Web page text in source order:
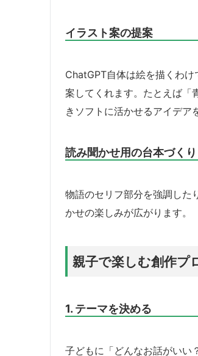
イラスト案の提案
ChatGPT自体は絵を描くわ
案してくれます。たとえば「
きソフトに活かせるアイデア
読み聞かせ用の台本づくり
物語のセリフ部分を強調した
かせの楽しみが広がります。
親子で楽しむ創作プ
1. テーマを決める
子どもに「どんなお話がいい